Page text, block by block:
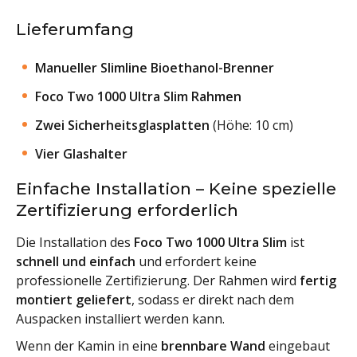
Lieferumfang
Manueller Slimline Bioethanol-Brenner
Foco Two 1000 Ultra Slim Rahmen
Zwei Sicherheitsglasplatten (Höhe: 10 cm)
Vier Glashalter
Einfache Installation – Keine spezielle
Zertifizierung erforderlich
Die Installation des Foco Two 1000 Ultra Slim ist
schnell und einfach und erfordert keine
professionelle Zertifizierung. Der Rahmen wird fertig
montiert geliefert, sodass er direkt nach dem
Auspacken installiert werden kann.
Wenn der Kamin in eine brennbare Wand eingebaut